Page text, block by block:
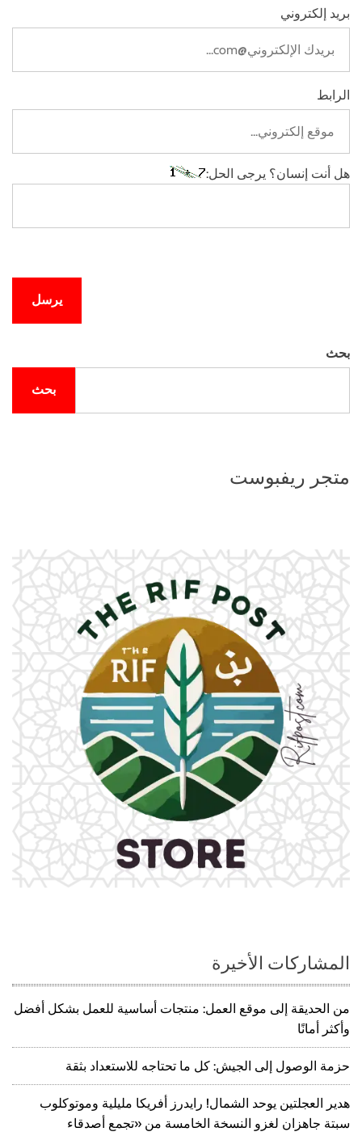
بريد إلكتروني
الرابط
هل أنت إنسان؟ يرجى الحل:
بحث
بحث
متجر ريفبوست
المشاركات الأخيرة
من الحديقة إلى موقع العمل: منتجات أساسية للعمل بشكل أفضل
وأكثر أمانًا
حزمة الوصول إلى الجيش: كل ما تحتاجه للاستعداد بثقة
هدير العجلتين يوحد الشمال! رايدرز أفريكا مليلية وموتوكلوب
سبتة جاهزان لغزو النسخة الخامسة من «تجمع أصدقاء